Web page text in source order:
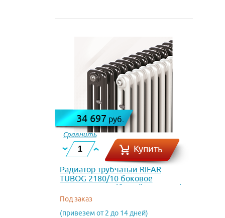
34 697 руб.
Сравнить
Купить
Радиатор трубчатый RIFAR
TUBOG 2180/10 боковое
подключение (белый RAL 9016)
Под заказ
(привезем от 2 до 14 дней)